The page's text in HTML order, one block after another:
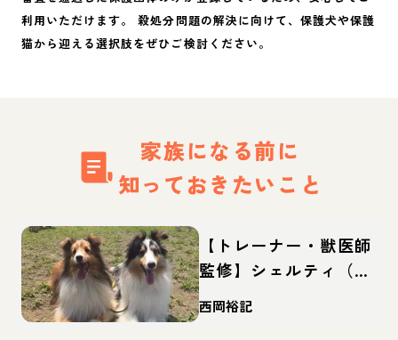
利用いただけます。 殺処分問題の解決に向けて、保護犬や保護
猫から迎える選択肢をぜひご検討ください。
家族になる前に
知っておきたいこと
【トレーナー・獣医師
監修】シェルティ（シ
ェットランドシープド
ッグ）ってどんな犬？
西岡裕記